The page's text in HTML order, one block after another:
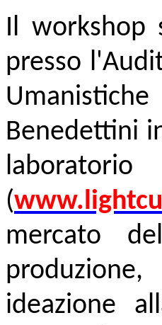
Il workshop
presso
Benedettini
(
mercato
ideazione